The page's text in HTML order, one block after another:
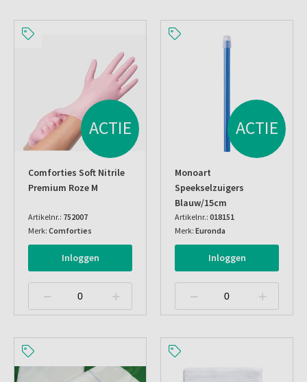
ACTIE
Comforties Soft Nitrile
Premium Roze M
Artikelnr.: 752007
Merk: Comforties
Inloggen
ACTIE
Monoart
Speekselzuigers
Blauw/15cm
Artikelnr.: 018151
Merk: Euronda
Inloggen